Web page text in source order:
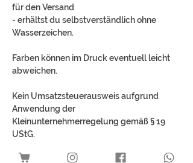
für den Versand
- erhältst du selbstverständlich ohne
Wasserzeichen.
Farben können im Druck eventuell leicht
abweichen.
Kein Umsatzsteuerausweis aufgrund
Anwendung der
Kleinunternehmerregelung gemäß § 19
UStG.